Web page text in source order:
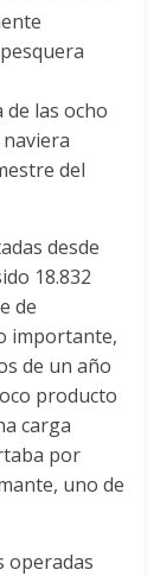
las ocho
del
desde
18.832
de
importante,
de un año
producto
carga
por
uno de
operadas